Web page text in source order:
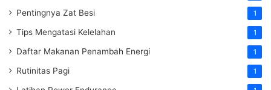
Pentingnya Zat Besi 1
Tips Mengatasi Kelelahan 1
Daftar Makanan Penambah Energi 1
Rutinitas Pagi 1